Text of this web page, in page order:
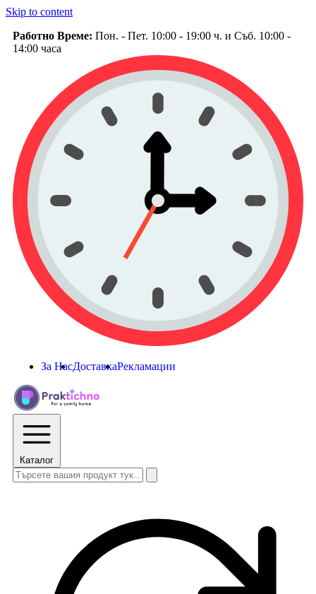
Skip to content
Работно Време: Пон. - Пет. 10:00 - 19:00 ч. и Съб. 10:00 -
14:00 часа
За НасДоставкаРекламации
Каталог